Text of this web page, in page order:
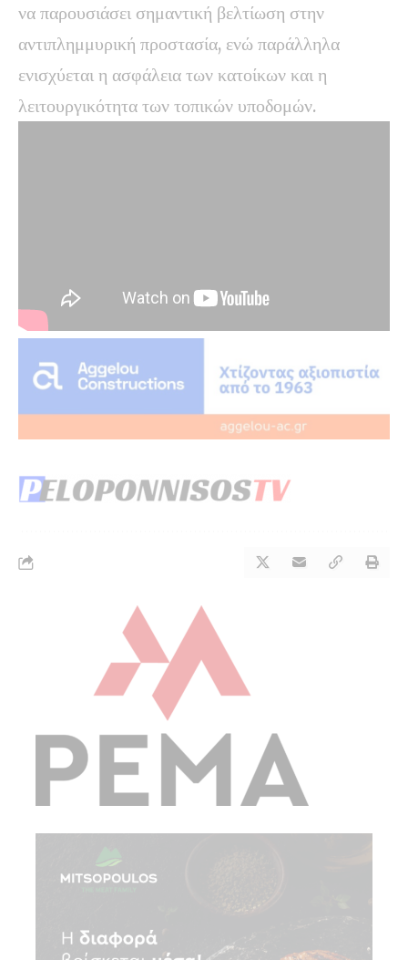
να παρουσιάσει σημαντική βελτίωση στην
αντιπλημμυρική προστασία, ενώ παράλληλα
ενισχύεται η ασφάλεια των κατοίκων και η
λειτουργικότητα των τοπικών υποδομών.